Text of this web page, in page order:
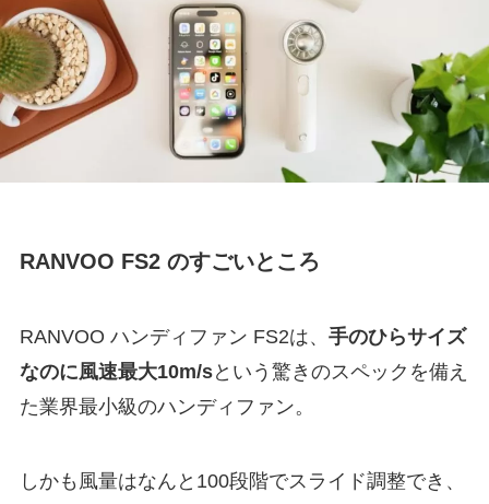
RANVOO FS2 のすごいところ
RANVOO ハンディファン FS2は、 手のひらサイズ
なのに風速最大10m/sという驚きのスペックを備え
た業界最小級のハンディファン。
しかも風量はなんと100段階でスライド調整でき、